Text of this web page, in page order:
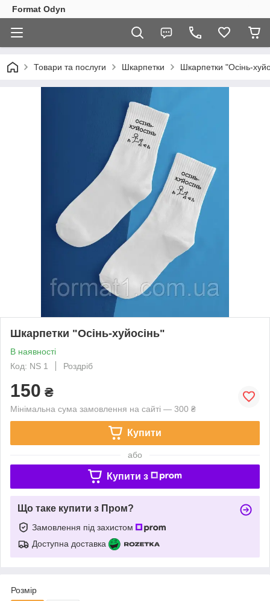
Format Odyn
Товари та послуги Шкарпетки Шкарпетки "Осінь-
Шкарпетки "Осінь-хуйосінь"
В наявності
Код: NS 1
Роздріб
150 ₴
Мінімальна сума замовлення на сайті — 300 ₴
Купити
або
Купити з
Що таке купити з Пром?
Замовлення під захистом
Доступна доставка
Розмір